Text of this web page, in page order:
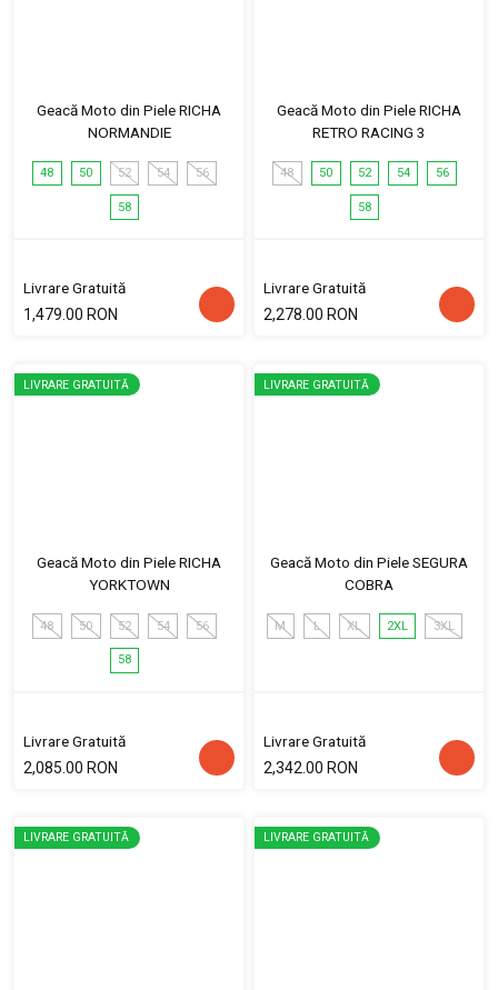
Geacă Moto din Piele RICHA
NORMANDIE
48 50 52 54 56
58
Livrare Gratuită
1,479.00 RON
Geacă Moto din Piele RICHA
RETRO RACING 3
48 50 52 54 56
58
Livrare Gratuită
2,278.00 RON
LIVRARE GRATUITĂ
Geacă Moto din Piele RICHA
YORKTOWN
48 50 52 54 56
58
Livrare Gratuită
2,085.00 RON
LIVRARE GRATUITĂ
Geacă Moto din Piele SEGURA
COBRA
M L XL 2XL 3XL
Livrare Gratuită
2,342.00 RON
LIVRARE GRATUITĂ LIVRARE GRATUITĂ